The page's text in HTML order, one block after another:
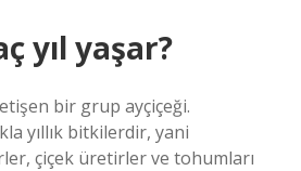
yıl yaşar?
bir grup ayçiçeği.
yıllık bitkilerdir, yani
çiçek üretirler ve tohumları